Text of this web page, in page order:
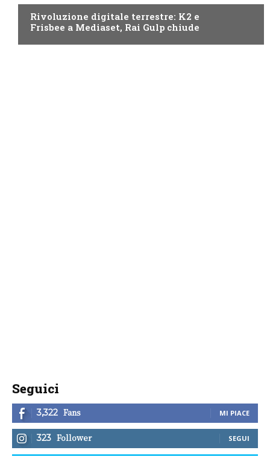
Rivoluzione digitale terrestre: K2 e
Frisbee a Mediaset, Rai Gulp chiude
Seguici
3,322 Fans MI PIACE
323 Follower SEGUI